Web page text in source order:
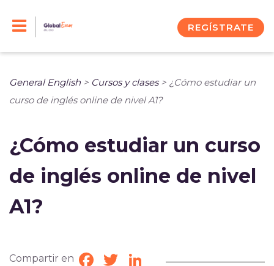
REGÍSTRATE
General English > Cursos y clases> ¿Cómo estudiar un
curso de inglés online de nivel A1?
¿Cómo estudiar un curso
de inglés online de nivel
A1?
Compartir en Facebook
TwitterLinkedIn